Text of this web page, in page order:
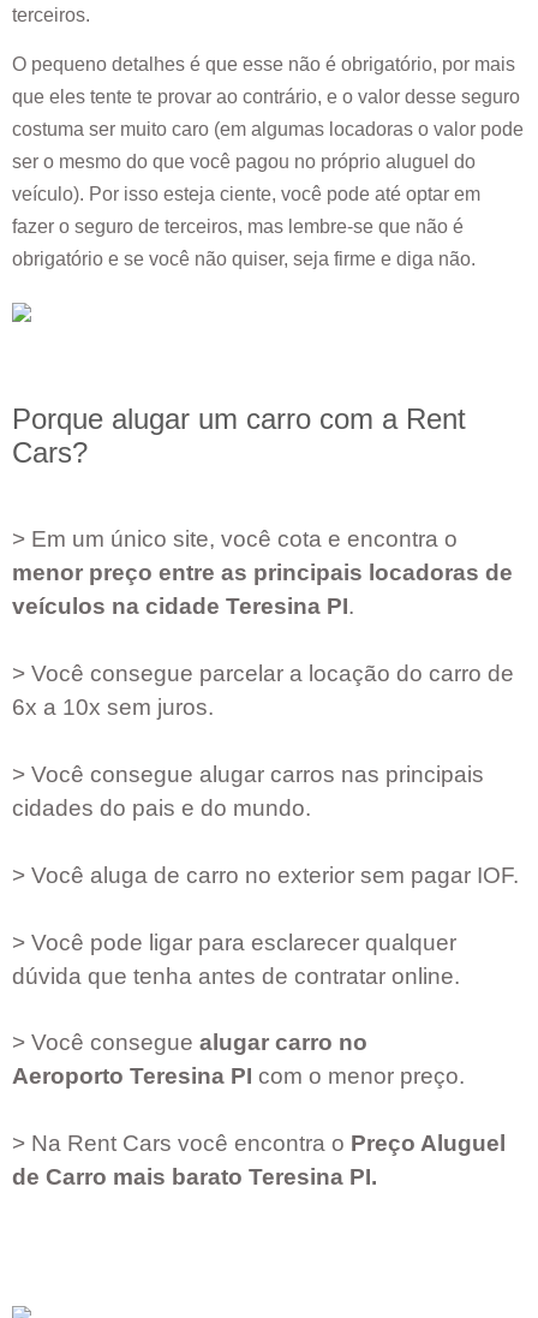
terceiros.
O pequeno detalhes é que esse não é obrigatório, por mais
que eles tente te provar ao contrário, e o valor desse seguro
costuma ser muito caro (em algumas locadoras o valor pode
ser o mesmo do que você pagou no próprio aluguel do
veículo). Por isso esteja ciente, você pode até optar em
fazer o seguro de terceiros, mas lembre-se que não é
obrigatório e se você não quiser, seja firme e diga não.
Porque alugar um carro com a Rent
Cars?
> Em um único site, você cota e encontra o
menor preço entre as principais locadoras de
veículos na cidade Teresina PI.
> Você consegue parcelar a locação do carro de
6x a 10x sem juros.
> Você consegue alugar carros nas principais
cidades do pais e do mundo.
> Você aluga de carro no exterior sem pagar IOF.
> Você pode ligar para esclarecer qualquer
dúvida que tenha antes de contratar online.
> Você consegue alugar carro no
Aeroporto Teresina PI com o menor preço.
> Na Rent Cars você encontra o Preço Aluguel
de Carro mais barato Teresina PI.